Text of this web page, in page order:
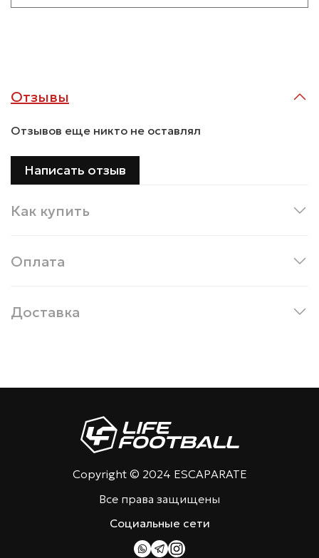
Отзывы
Отзывов еще никто не оставлял
Написать отзыв
Как купить
Оплата
Доставка
Copyright © 2024 ESCAPARATE
Все права защищены
Социальные сети